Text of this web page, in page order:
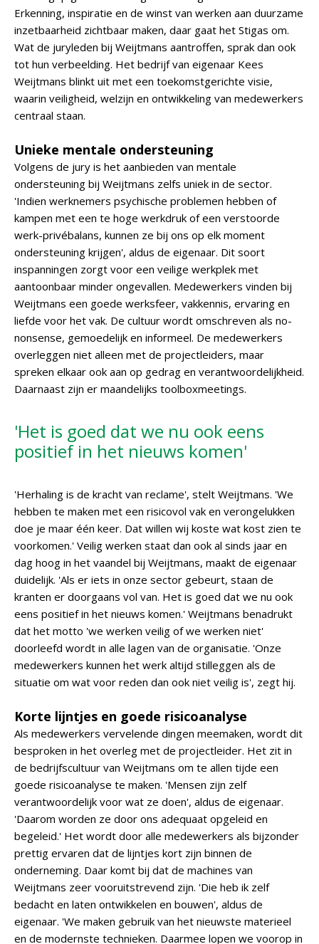
Erkenning, inspiratie en de winst van werken aan duurzame
inzetbaarheid zichtbaar maken, daar gaat het Stigas om.
Wat de juryleden bij Weijtmans aantroffen, sprak dan ook
tot hun verbeelding. Het bedrijf van eigenaar Kees
Weijtmans blinkt uit met een toekomstgerichte visie,
waarin veiligheid, welzijn en ontwikkeling van medewerkers
centraal staan.
Unieke mentale ondersteuning
Volgens de jury is het aanbieden van mentale
ondersteuning bij Weijtmans zelfs uniek in de sector.
'Indien werknemers psychische problemen hebben of
kampen met een te hoge werkdruk of een verstoorde
werk-privébalans, kunnen ze bij ons op elk moment
ondersteuning krijgen', aldus de eigenaar. Dit soort
inspanningen zorgt voor een veilige werkplek met
aantoonbaar minder ongevallen. Medewerkers vinden bij
Weijtmans een goede werksfeer, vakkennis, ervaring en
liefde voor het vak. De cultuur wordt omschreven als no-
nonsense, gemoedelijk en informeel. De medewerkers
overleggen niet alleen met de projectleiders, maar
spreken elkaar ook aan op gedrag en verantwoordelijkheid.
Daarnaast zijn er maandelijks toolboxmeetings.
'Het is goed dat we nu ook eens
positief in het nieuws komen'
'Herhaling is de kracht van reclame', stelt Weijtmans. 'We
hebben te maken met een risicovol vak en verongelukken
doe je maar één keer. Dat willen wij koste wat kost zien te
voorkomen.' Veilig werken staat dan ook al sinds jaar en
dag hoog in het vaandel bij Weijtmans, maakt de eigenaar
duidelijk. 'Als er iets in onze sector gebeurt, staan de
kranten er doorgaans vol van. Het is goed dat we nu ook
eens positief in het nieuws komen.' Weijtmans benadrukt
dat het motto 'we werken veilig of we werken niet'
doorleefd wordt in alle lagen van de organisatie. 'Onze
medewerkers kunnen het werk altijd stilleggen als de
situatie om wat voor reden dan ook niet veilig is', zegt hij.
Korte lijntjes en goede risicoanalyse
Als medewerkers vervelende dingen meemaken, wordt dit
besproken in het overleg met de projectleider. Het zit in
de bedrijfscultuur van Weijtmans om te allen tijde een
goede risicoanalyse te maken. 'Mensen zijn zelf
verantwoordelijk voor wat ze doen', aldus de eigenaar.
'Daarom worden ze door ons adequaat opgeleid en
begeleid.' Het wordt door alle medewerkers als bijzonder
prettig ervaren dat de lijntjes kort zijn binnen de
onderneming. Daar komt bij dat de machines van
Weijtmans zeer vooruitstrevend zijn. 'Die heb ik zelf
bedacht en laten ontwikkelen en bouwen', aldus de
eigenaar. 'We maken gebruik van het nieuwste materieel
en de modernste technieken. Daarmee lopen we voorop in